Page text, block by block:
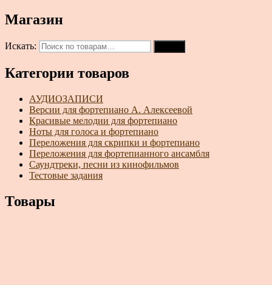
Магазин
Искать:
Категории товаров
АУДИОЗАПИСИ
Версии для фортепиано А. Алексеевой
Красивые мелодии для фортепиано
Ноты для голоса и фортепиано
Переложения для скрипки и фортепиано
Переложения для фортепианного ансамбля
Саундтреки, песни из кинофильмов
Тестовые задания
Товары